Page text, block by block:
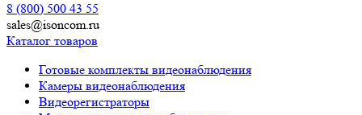
8 (800) 500 43 55
sales@isoncom.ru
Каталог товаров
Готовые комплекты видеонаблюдения
Камеры видеонаблюдения
Видеорегистраторы